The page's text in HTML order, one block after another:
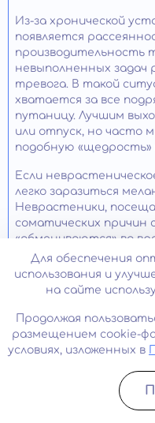
Из-за хронической
появляется
производительность
невыполненных задач
тревога. В такой
хватается за все
путаницу. Лучшим
или отпуск, но часто
подобную
Если
легко заразиться
Неврастеники,
соматических причин
«обмениваются» во
симптомами с
себя их ощущения.
диагностов
Чтобы избежать
следовать простым
нормализовать
создать условия
не забывать про
Записатьcя
Для обеспечения
использования и
на сайте
Продолжая
размещением cookie-
условиях, изложенных в